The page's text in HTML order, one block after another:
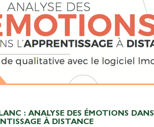
: ANALYSE DES ÉMOTIONS DANS
À DISTANCE